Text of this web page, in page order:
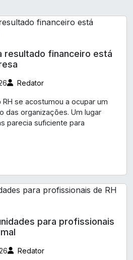
resultado financeiro está
Redator
se acostumou a ocupar um
das organizações. Um lugar
parecia suficiente para
para profissionais
Redator